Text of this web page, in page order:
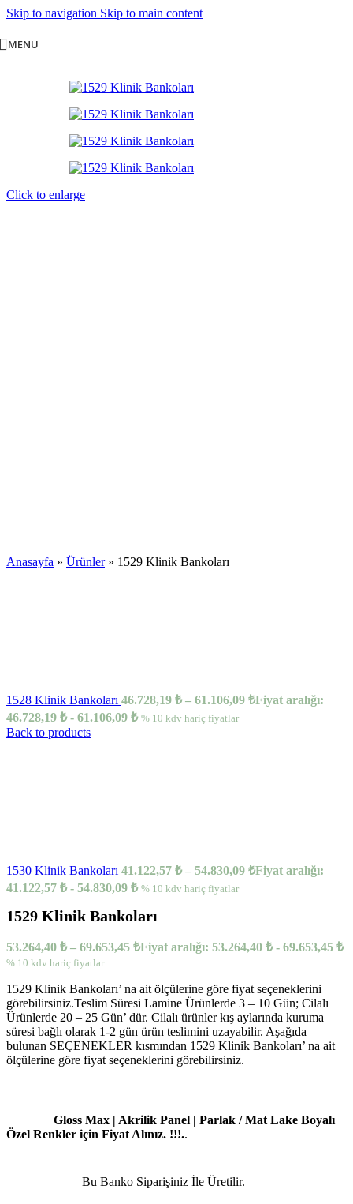
Skip to navigation Skip to main content
MENU
Click to enlarge
Anasayfa » Ürünler» 1529 Klinik Bankoları
1528 Klinik Bankoları 46.728,19 ₺ – 61.106,09 ₺Fiyat aralığı:
46.728,19 ₺ - 61.106,09 ₺ % 10 kdv hariç fiyatlar
Back to products
1530 Klinik Bankoları 41.122,57 ₺ – 54.830,09 ₺Fiyat aralığı:
41.122,57 ₺ - 54.830,09 ₺ % 10 kdv hariç fiyatlar
1529 Klinik Bankoları
53.264,40 ₺ – 69.653,45 ₺Fiyat aralığı: 53.264,40 ₺ - 69.653,45 ₺
% 10 kdv hariç fiyatlar
1529 Klinik Bankoları’ na ait ölçülerine göre fiyat seçeneklerini
görebilirsiniz.Teslim Süresi Lamine Ürünlerde 3 – 10 Gün; Cilalı
Ürünlerde 20 – 25 Gün’ dür. Cilalı ürünler kış aylarında kuruma
süresi bağlı olarak 1-2 gün ürün teslimini uzayabilir. Aşağıda
bulunan SEÇENEKLER kısmından 1529 Klinik Bankoları’ na ait
ölçülerine göre fiyat seçeneklerini görebilirsiniz.
Gloss Max | Akrilik Panel | Parlak / Mat Lake Boyalı
Özel Renkler için Fiyat Alınız. !!!..
Bu Banko Siparişiniz İle Üretilir.